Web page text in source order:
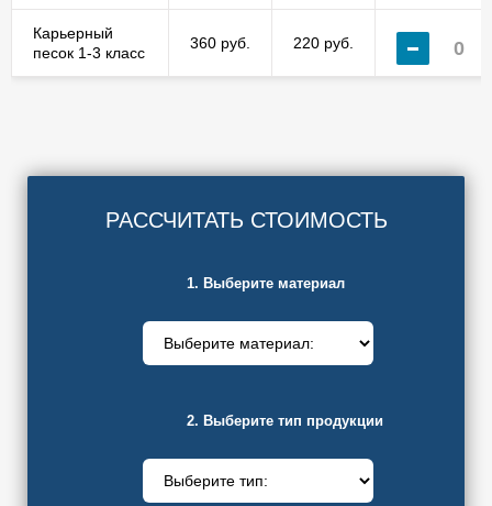
Карьерный
песок 1-3 класс
360 руб. 220 руб.
РАССЧИТАТЬ СТОИМОСТЬ
1. Выберите материал
2. Выберите тип продукции